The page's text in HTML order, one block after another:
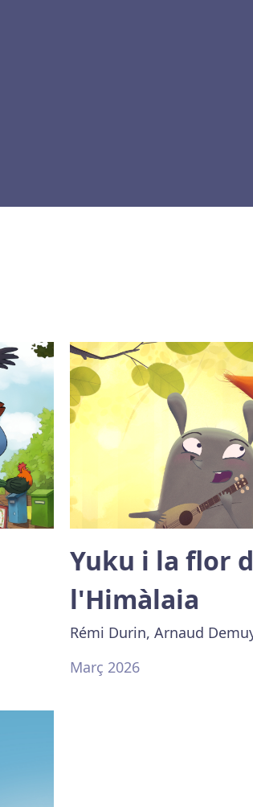
Yuku i la flor
l'Himàlaia
Rémi Durin, Arnaud
Març 2026